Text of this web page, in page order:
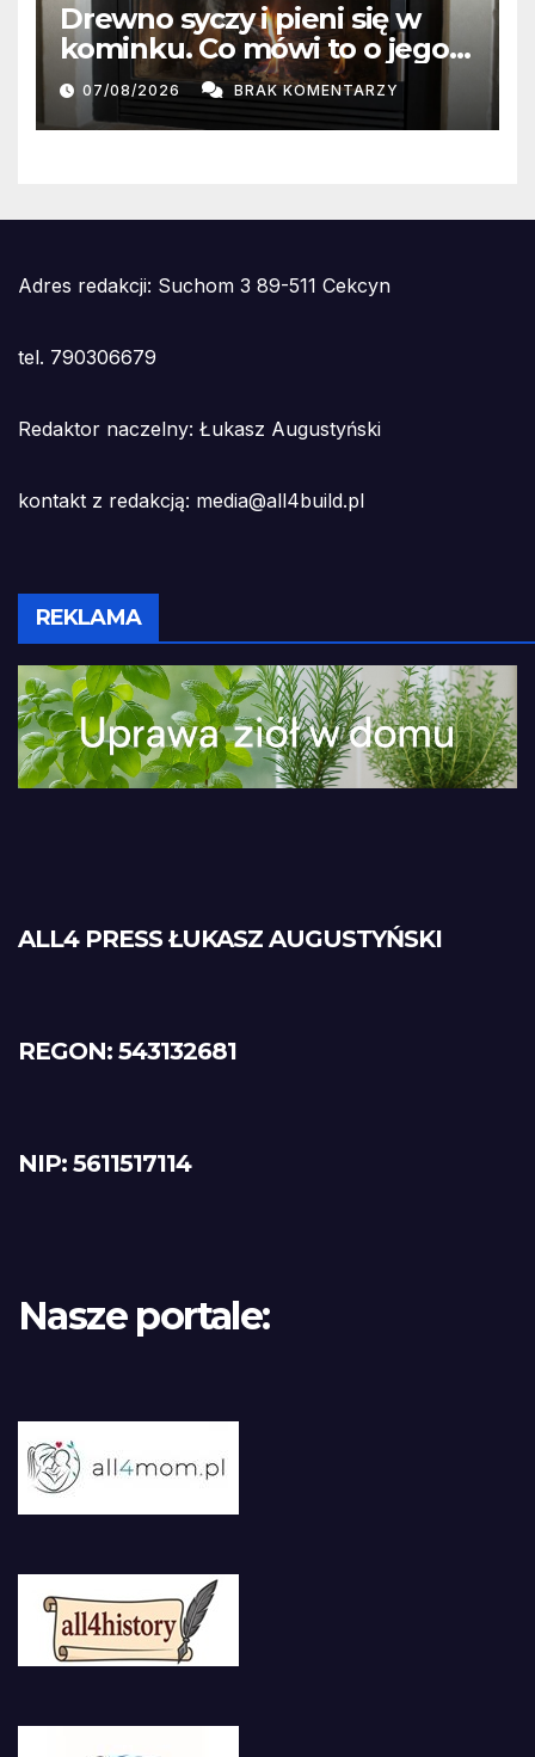
Drewno syczy i pieni się w
kominku. Co mówi to o jego
wilgotności?
07/08/2026 BRAK KOMENTARZY
Adres redakcji: Suchom 3 89-511 Cekcyn
tel. 790306679
Redaktor naczelny: Łukasz Augustyński
kontakt z redakcją: media@all4build.pl
REKLAMA
ALL4 PRESS ŁUKASZ AUGUSTYŃSKI
REGON: 543132681
NIP: 5611517114
Nasze portale: